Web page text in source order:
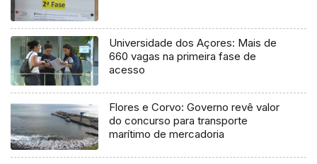
Universidade dos Açores: Mais de
660 vagas na primeira fase de
acesso
Flores e Corvo: Governo revê valor
do concurso para transporte
marítimo de mercadoria